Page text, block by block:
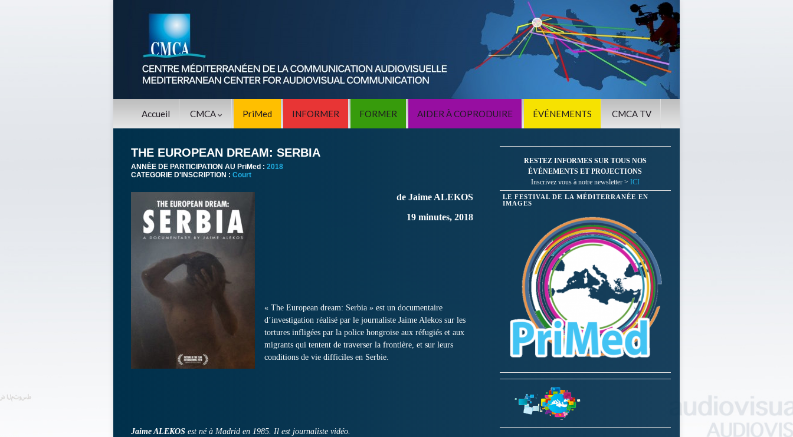
Accueil CMCA PriMed INFORMER FORMER AIDER À COPRODUIRE ÉVÉNEMENTS CMCA TV
THE EUROPEAN DREAM: SERBIA
ANNÈE DE PARTICIPATION AU PriMed : 2018
CATEGORIE D'INSCRIPTION : Court
de Jaime ALEKOS
19 minutes, 2018
« The European dream: Serbia » est un documentaire
d’investigation réalisé par le journaliste Jaime Alekos sur les
tortures infligées par la police hongroise aux réfugiés et aux
migrants qui tentent de traverser la frontière, et sur leurs
conditions de vie difficiles en Serbie.
Jaime ALEKOS est né à Madrid en 1985. Il est journaliste vidéo.
RESTEZ INFORMES SUR TOUS NOS
ÉVÉNEMENTS ET PROJECTIONS
Inscrivez vous à notre newsletter > ICI
LE FESTIVAL DE LA MÉDITERRANÉE EN
IMAGES